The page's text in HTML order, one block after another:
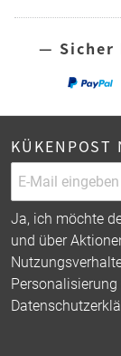
—
KÜKENPOST
Ja, ich möchte
und über